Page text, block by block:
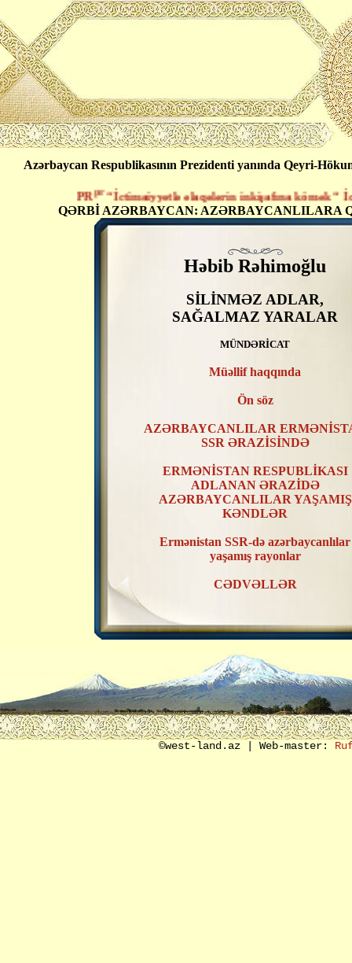
Azərbaycan Respublikasının Prezidenti yanında Qeyri-
pr“İctimaiyyətlə əlaqələrin inkişafına kömək “
QƏRBİ AZƏRBAYCAN: AZƏRBAYCANLILARA
Həbib Rəhimoğlu
SİLİNMƏZ ADLAR,
SAĞALMAZ YARALAR
MÜNDƏRİCAT
Müəllif haqqında
Ön söz
AZƏRBAYCANLILAR
SSR ƏRAZİSİNDƏ
ERMƏNİSTAN RESPUBLİKASI
ADLANAN ƏRAZİDƏ
AZƏRBAYCANLILAR YAŞAMIŞ
KƏNDLƏR
Ermənistan SSR-də azərbaycanlılar
yaşamış rayonlar
CƏDVƏLLƏR
ERMƏNİSTAN SSR
AZƏRBAYCANLILAR YAŞAMIŞ
KƏNDLƏRİN RAYONLAR
TƏSNİFATI
SON SÖZ ƏVƏZİ
©west-land.az | Web-master: